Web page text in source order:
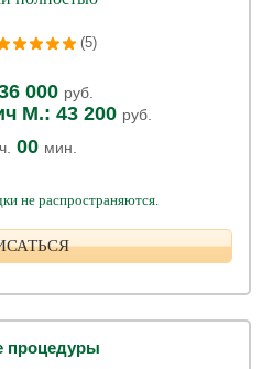
(5)
000 руб.
М.: 43 200 руб.
ч. 00 мин.
не распространяются.
процедуры